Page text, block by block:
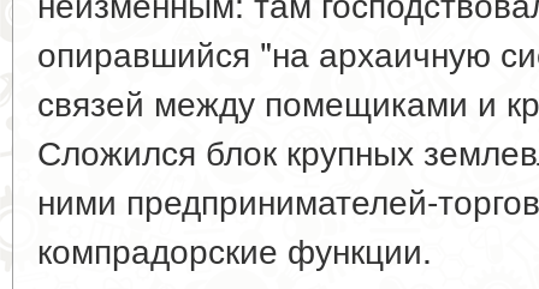
опиравшийся "на архаичную
связей между помещиками и
Сложился блок крупных
ними предпринимателей-
компрадорские функции.